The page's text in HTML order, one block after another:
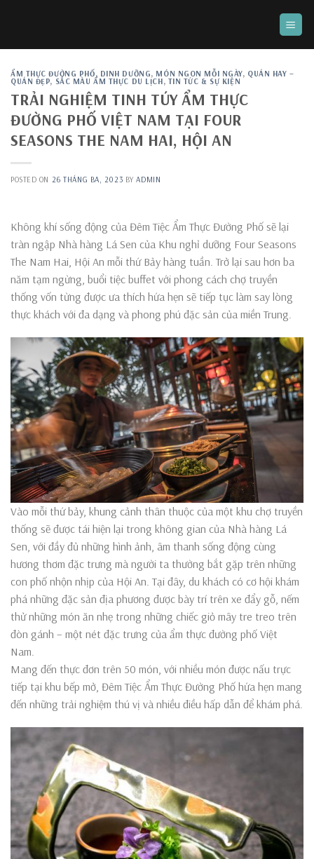
ẨM THỰC ĐƯỜNG PHỐ, DINH DƯỠNG, MÓN NGON MỖI NGÀY, QUÁN HAY –
QUÁN ĐẸP, SẮC MÀU ẨM THỰC DU LỊCH, TIN TỨC & SỰ KIỆN
TRẢI NGHIỆM TINH TÚY ẨM THỰC
ĐƯỜNG PHỐ VIỆT NAM TẠI FOUR
SEASONS THE NAM HAI, HỘI AN
POSTED ON 26 THÁNG BA, 2023 BYADMIN
Không khí sống động của Đêm Tiệc Ẩm Thực Đường Phố sẽ lại
tràn ngập Nhà hàng Lá Sen của Khu nghỉ dưỡng Four Seasons
The Nam Hai, Hội An mỗi thứ Bảy hàng tuần. Trở lại sau hơn ba
năm tạm ngừng, buổi tiệc buffet với phong cách chợ truyền
thống vốn từng được ưa thích hứa hẹn sẽ tiếp tục làm say lòng
thực khách với đa dạng và phong phú đặc sản của miền Trung.
Vào mỗi thứ bảy, khung cảnh thân thuộc của một khu chợ truyền
thống sẽ được tái hiện lại trong không gian của Nhà hàng Lá
Sen, với đầy đủ những hình ảnh, âm thanh sống động cùng
hương thơm đặc trưng mà người ta thường bắt gặp trên những
con phố nhộn nhịp của Hội An. Tại đây, du khách có cơ hội khám
phá những đặc sản địa phương được bày trí trên xe đẩy gỗ, nếm
thử những món ăn nhẹ trong những chiếc giỏ mây tre treo trên
đòn gánh – một nét đặc trưng của ẩm thực đường phố Việt
Nam.
Mang đến thực đơn trên 50 món, với nhiều món được nấu trực
tiếp tại khu bếp mở, Đêm Tiệc Ẩm Thực Đường Phố hứa hẹn mang
đến những trải nghiệm thú vị và nhiều điều hấp dẫn để khám phá.